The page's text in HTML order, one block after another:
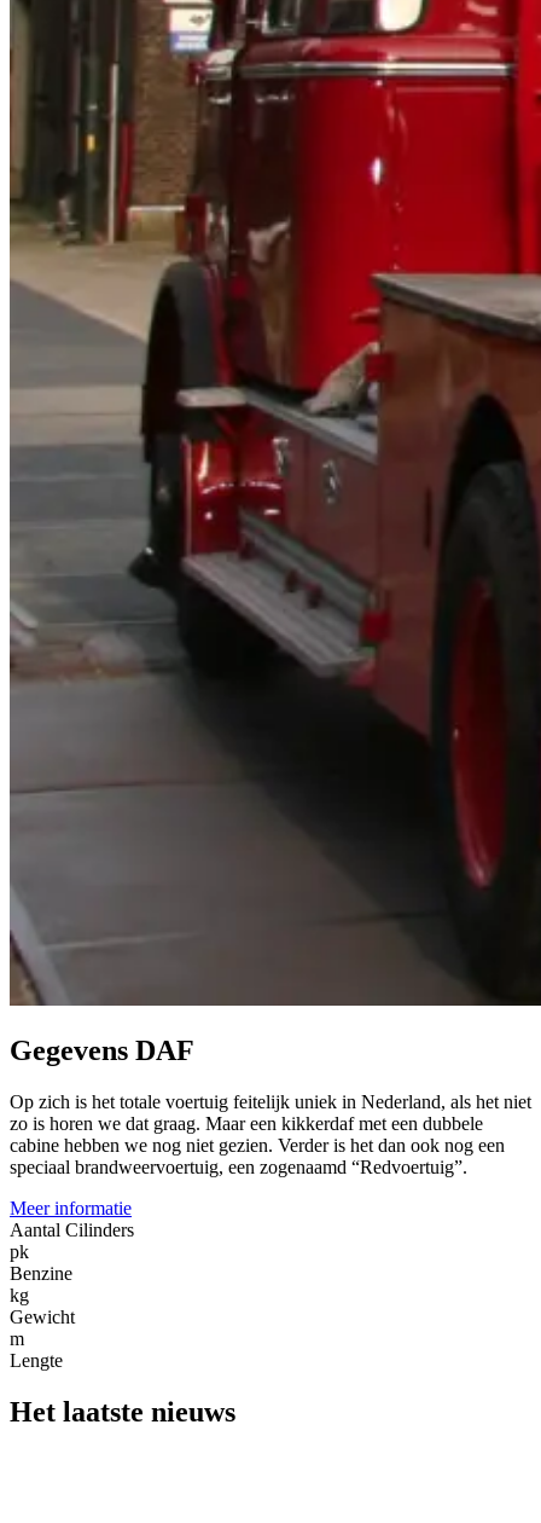
Gegevens DAF
Op zich is het totale voertuig feitelijk uniek in Nederland, als het niet
zo is horen we dat graag. Maar een kikkerdaf met een dubbele
cabine hebben we nog niet gezien. Verder is het dan ook nog een
speciaal brandweervoertuig, een zogenaamd “Redvoertuig”.
Meer informatie
Aantal Cilinders
pk
Benzine
kg
Gewicht
m
Lengte
Het laatste nieuws